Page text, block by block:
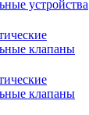
устройства
клапаны
клапаны